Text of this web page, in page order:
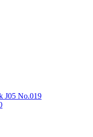
J05 No.019